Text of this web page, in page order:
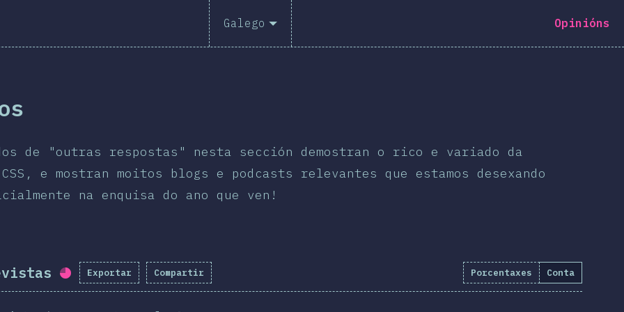
Galego Opinións
de "outras respostas" nesta sección demostran o rico e variado da
CSS, e mostran moitos blogs e podcasts relevantes que estamos desexando
na enquisa do ano que ven!
Porcentaxe completado:
Exportar Compartir Porcentaxes Conta